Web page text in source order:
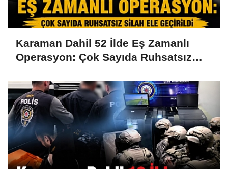
Karaman Dahil 52 İlde Eş Zamanlı
Operasyon: Çok Sayıda Ruhsatsız